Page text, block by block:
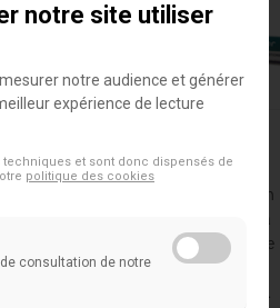
Tests Rapides Pour Nourriture
TriSensor est un dosage rapide en
format de bandelette détectant la
contamination des échantillons de
lait par des bêta-lactamines, des
tétracyclines et des sulfonamides.
notre site utiliser
notre audience et générer
expérience de lecture
et sont donc dispensés de
politique des cookies
consultation de notre